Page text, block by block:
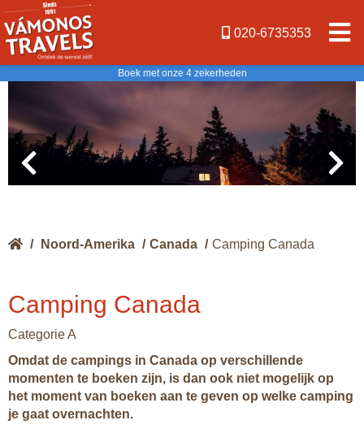
020-6735353
Boek met onze 4 zekerheden
/ Noord-Amerika / Canada / Camping Canada
Camping Canada
Categorie A
Omdat de campings in Canada op verschillende
momenten te boeken zijn, is dan ook niet mogelijk op
het moment van boeken aan te geven op welke camping
je gaat overnachten.